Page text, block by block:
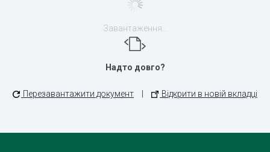
Завантаження…
Надто довго?
Перезавантажити документ Відкрити в новій вкладці